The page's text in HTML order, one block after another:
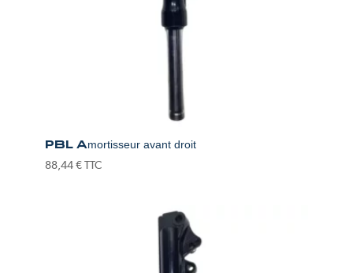
PBL Amortisseur avant droit
88,44€ TTC